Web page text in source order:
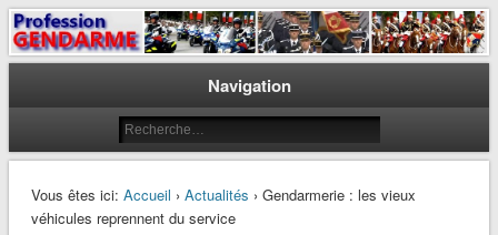
Profession Gendarme
Le journal des gendarmes
Navigation
Vous êtes ici: Accueil › Actualités › Gendarmerie : les vieux
véhicules reprennent du service